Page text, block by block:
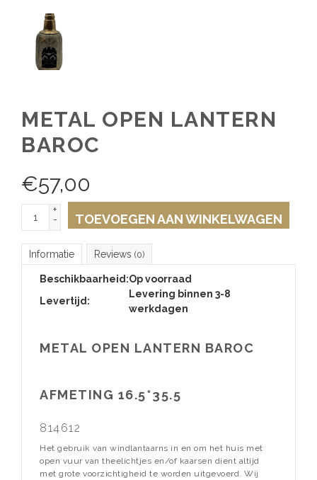
METAL OPEN LANTERN
BAROC
€57,00
+
-
TOEVOEGEN AAN WINKELWAGEN
Informatie Reviews (0)
Beschikbaarheid:Op voorraad
Levertijd:
Levering binnen 3-8
werkdagen
METAL OPEN LANTERN BAROC
AFMETING 16.5*35.5
814612
Het gebruik van windlantaarns in en om het huis met
open vuur van theelichtjes en/of kaarsen dient altijd
met grote voorzichtigheid te worden uitgevoerd. Wij